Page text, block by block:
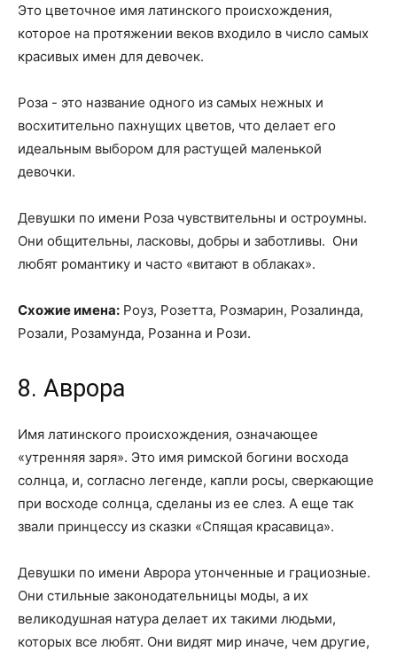
Это цветочное имя латинского происхождения,
которое на протяжении веков входило в число самых
красивых имен для девочек.
Роза - это название одного из самых нежных и
восхитительно пахнущих цветов, что делает его
идеальным выбором для растущей маленькой
девочки.
Девушки по имени Роза чувствительны и остроумны.
Они общительны, ласковы, добры и заботливы. Они
любят романтику и часто «витают в облаках».
Схожие имена: Роуз, Розетта, Розмарин, Розалинда,
Розали, Розамунда, Розанна и Рози.
8. Аврора
Имя латинского происхождения, означающее
«утренняя заря». Это имя римской богини восхода
солнца, и, согласно легенде, капли росы, сверкающие
при восходе солнца, сделаны из ее слез. А еще так
звали принцессу из сказки «Спящая красавица».
Девушки по имени Аврора утонченные и грациозные.
Они стильные законодательницы моды, а их
великодушная натура делает их такими людьми,
которых все любят. Они видят мир иначе, чем другие,